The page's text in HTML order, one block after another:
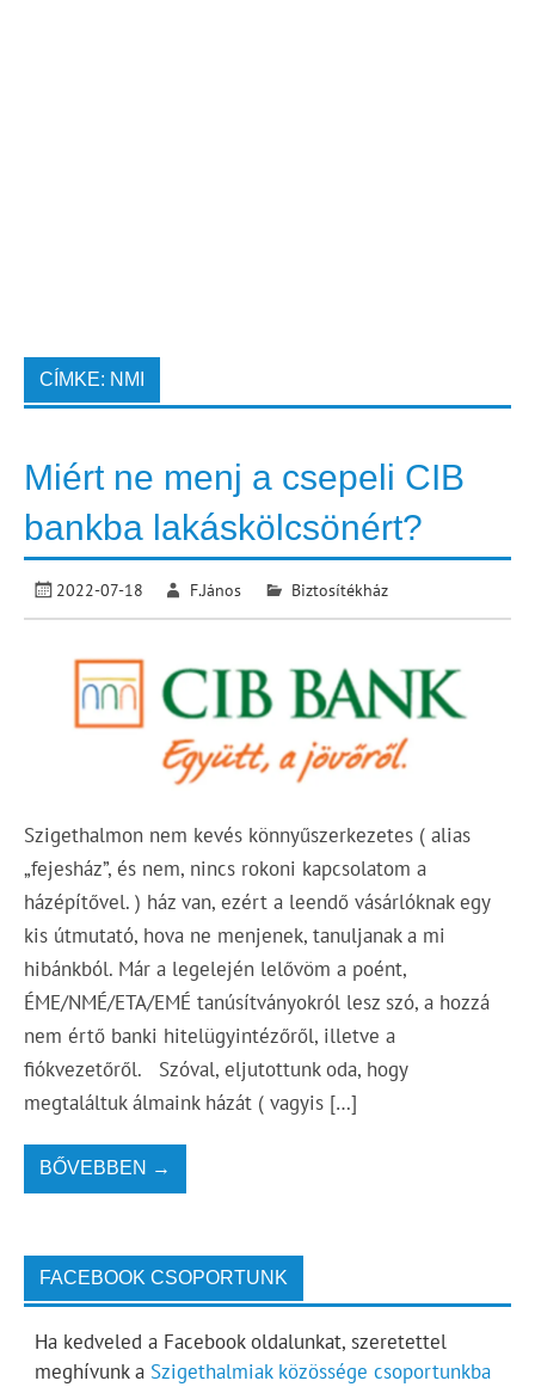
CÍMKE: NMI
Miért ne menj a csepeli CIB
bankba lakáskölcsönért?
2022-07-18 F.János Biztosítékház
Szigethalmon nem kevés könnyűszerkezetes ( alias
„fejesház”, és nem, nincs rokoni kapcsolatom a
házépítővel. ) ház van, ezért a leendő vásárlóknak egy
kis útmutató, hova ne menjenek, tanuljanak a mi
hibánkból. Már a legelején lelővöm a poént,
ÉME/NMÉ/ETA/EMÉ tanúsítványokról lesz szó, a hozzá
nem értő banki hitelügyintézőről, illetve a
fiókvezetőről. Szóval, eljutottunk oda, hogy
megtaláltuk álmaink házát ( vagyis […]
BŐVEBBEN →
FACEBOOK CSOPORTUNK
Ha kedveled a Facebook oldalunkat, szeretettel
meghívunk a Szigethalmiak közössége csoportunkba